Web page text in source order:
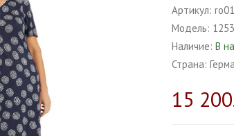
Артикул:
Модель:
Наличие: В
Страна:
15